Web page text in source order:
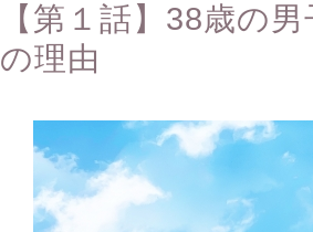
【第１話】38歳の
の理由